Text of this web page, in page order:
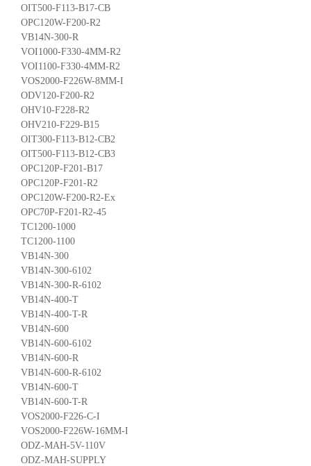
OIT500-F113-B17-CB
OPC120W-F200-R2
VB14N-300-R
VOI1000-F330-4MM-R2
VOI1100-F330-4MM-R2
VOS2000-F226W-8MM-I
ODV120-F200-R2
OHV10-F228-R2
OHV210-F229-B15
OIT300-F113-B12-CB2
OIT500-F113-B12-CB3
OPC120P-F201-B17
OPC120P-F201-R2
OPC120W-F200-R2-Ex
OPC70P-F201-R2-45
TC1200-1000
TC1200-1100
VB14N-300
VB14N-300-6102
VB14N-300-R-6102
VB14N-400-T
VB14N-400-T-R
VB14N-600
VB14N-600-6102
VB14N-600-R
VB14N-600-R-6102
VB14N-600-T
VB14N-600-T-R
VOS2000-F226-C-I
VOS2000-F226W-16MM-I
ODZ-MAH-5V-110V
ODZ-MAH-SUPPLY